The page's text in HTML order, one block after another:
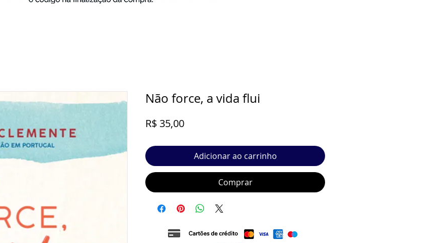
Não force, a vida flui
R$ 35,00Preço
Adicionar ao carrinho
Comprar